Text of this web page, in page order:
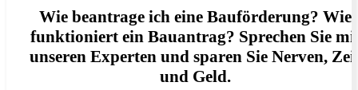
Wie beantrage ich eine Bauförderung? Wie
funktioniert ein Bauantrag? Sprechen Sie
unseren Experten und sparen Sie Nerven,
und Geld.